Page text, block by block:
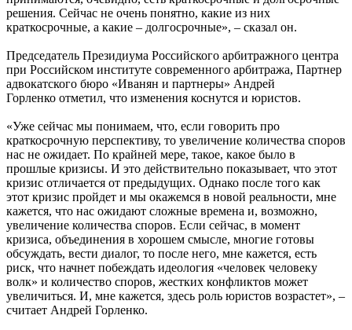
решения. Сейчас не очень понятно, какие из них
краткосрочные, а какие – долгосрочные», – сказал он.
Председатель Президиума Российского арбитражного центра
при Российском институте современного арбитража, Партнер
адвокатского бюро «Иванян и партнеры» Андрей
Горленко отметил, что изменения коснутся и юристов.
«Уже сейчас мы понимаем, что, если говорить про
краткосрочную перспективу, то увеличение количества споров
нас не ожидает. По крайней мере, такое, какое было в
прошлые кризисы. И это действительно показывает, что этот
кризис отличается от предыдущих. Однако после того как
этот кризис пройдет и мы окажемся в новой реальности, мне
кажется, что нас ожидают сложные времена и, возможно,
увеличение количества споров. Если сейчас, в момент
кризиса, объединения в хорошем смысле, многие готовы
обсуждать, вести диалог, то после него, мне кажется, есть
риск, что начнет побеждать идеология «человек человеку
волк» и количество споров, жестких конфликтов может
увеличиться. И, мне кажется, здесь роль юристов возрастет», –
считает Андрей Горленко.